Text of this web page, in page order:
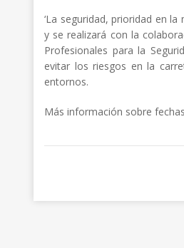
‘La seguridad, prioridad en
y se realizará con la
Profesionales para la
evitar los riesgos en la
entornos.
Más información sobre